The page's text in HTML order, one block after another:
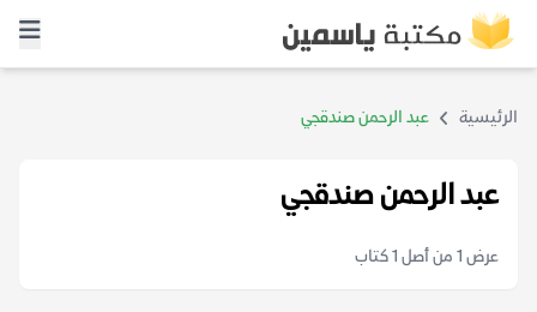
الرئيسية عبد الرحمن صندقجي
عبد الرحمن صندقجي
عرض 1 من أصل 1 كتاب